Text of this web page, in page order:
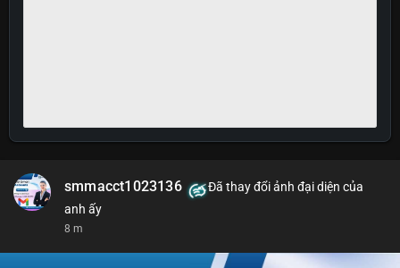
smmacct1023136
Đã thay đổi ảnh đại diện của
anh ấy
8 m